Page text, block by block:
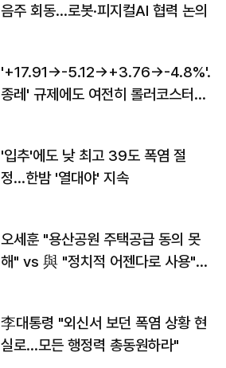
음주 회동…로봇·피지컬AI 협력 논의
'+17.91→-5.12→+3.76→-4.8%'…'
종레' 규제에도 여전히 롤러코스터
'입추'에도 낮 최고 39도 폭염 절
정…한밤 '열대야' 지속
오세훈 "용산공원 주택공급 동의 못
해" vs 與 "정치적 어젠다로 사용"
李대통령 "외신서 보던 폭염 상황 현
실로…모든 행정력 총동원하라"